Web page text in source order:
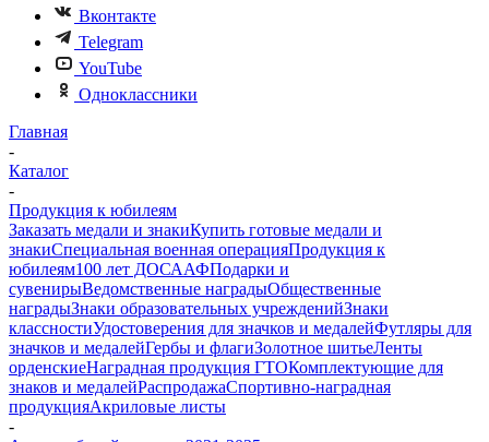
Вконтакте
Telegram
YouTube
Одноклассники
Главная
-
Каталог
-
Продукция к юбилеям
Заказать медали и знакиКупить готовые медали и
знакиСпециальная военная операцияПродукция к
юбилеям100 лет ДОСААФПодарки и
сувенирыВедомственные наградыОбщественные
наградыЗнаки образовательных учрежденийЗнаки
классностиУдостоверения для значков и медалейФутляры для
значков и медалейГербы и флагиЗолотное шитьеЛенты
орденскиеНаградная продукция ГТОКомплектующие для
знаков и медалейРаспродажаСпортивно-наградная
продукцияАкриловые листы
-